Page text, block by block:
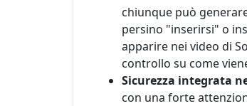
chiunque può
persino "inserirsi" o
apparire nei video di
controllo su come
Sicurezza integrata
con una forte